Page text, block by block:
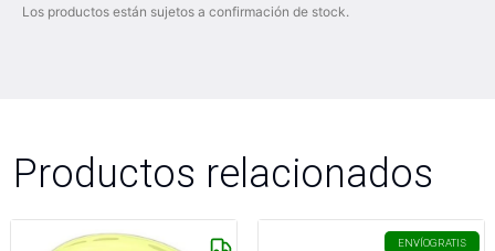
Los productos están sujetos a confirmación de stock.
Productos relacionados
ENVÍOGRATIS